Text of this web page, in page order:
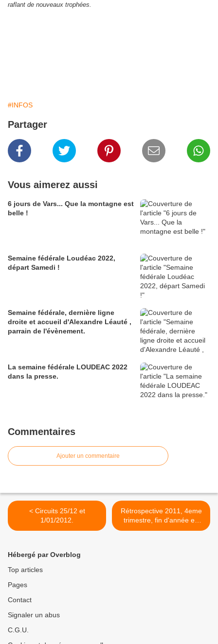
raflant de nouveaux trophées.
#INFOS
Partager
Vous aimerez aussi
6 jours de Vars... Que la montagne est
belle !
Semaine fédérale Loudéac 2022,
départ Samedi !
Semaine fédérale, dernière ligne
droite et accueil d'Alexandre Léauté ,
parrain de l'évènement.
La semaine fédérale LOUDEAC 2022
dans la presse.
Commentaires
Ajouter un commentaire
< Circuits 25/12 et
1/01/2012.
Rétrospective 2011, 4eme
trimestre, fin d'année en
roue libre et récompenses.
Hébergé par Overblog
Top articles
Pages
Contact
Signaler un abus
C.G.U.